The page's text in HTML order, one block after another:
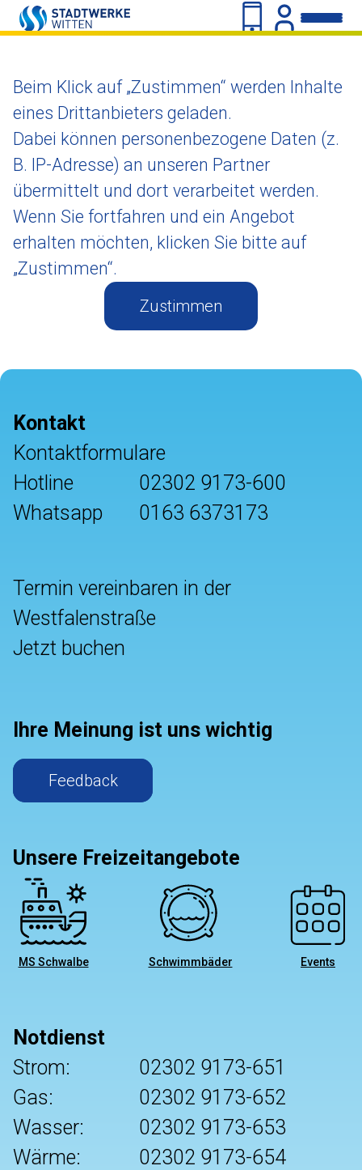
Beim Klick auf „Zustimmen“ werden Inhalte
eines Drittanbieters geladen.
Dabei können personenbezogene Daten (z.
B. IP-Adresse) an unseren Partner
übermittelt und dort verarbeitet werden.
Wenn Sie fortfahren und ein Angebot
erhalten möchten, klicken Sie bitte auf
„Zustimmen“.
Zustimmen
Kontakt
Kontaktformulare
Hotline
02302 9173-600
Whatsapp
0163 6373173
Termin vereinbaren in der
Westfalenstraße
Jetzt buchen
Ihre Meinung ist uns wichtig
Feedback
Unsere Freizeitangebote
MS Schwalbe Schwimmbäder Events
Notdienst
Strom:
02302 9173-651
Gas:
02302 9173-652
Wasser:
02302 9173-653
Wärme:
02302 9173-654